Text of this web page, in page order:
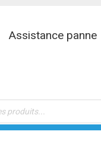
Assistance panne